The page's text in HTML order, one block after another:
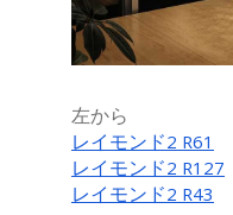
左から
レイモンド2 R61
レイモンド2 R127
レイモンド2 R43